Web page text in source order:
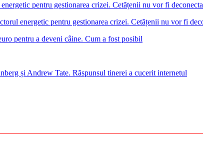
energetic pentru gestionarea crizei. Cetățenii nu vor fi
pentru a deveni câine. Cum a fost posibil
și Andrew Tate. Răspunsul tinerei a cucerit internetul